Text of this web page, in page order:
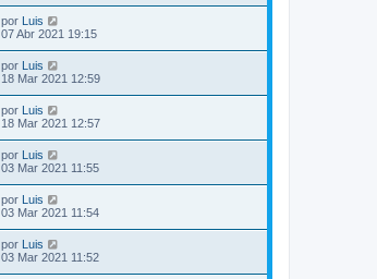
por Luis
07 Abr 2021 19:15
por Luis
18 Mar 2021 12:59
por Luis
18 Mar 2021 12:57
por Luis
03 Mar 2021 11:55
por Luis
03 Mar 2021 11:54
por Luis
03 Mar 2021 11:52